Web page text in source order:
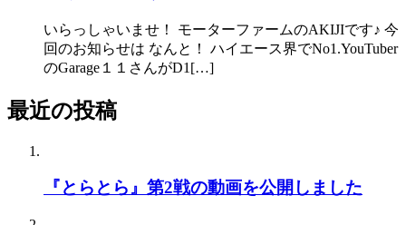
いらっしゃいませ！ モーターファームのAKIJIです♪ 今
回のお知らせは なんと！ ハイエース界でNo1.YouTuber
のGarage１１さんがD1[…]
最近の投稿
『とらとら』第2戦の動画を公開しました